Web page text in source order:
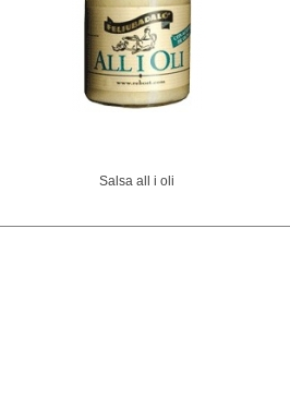
Salsa all i oli